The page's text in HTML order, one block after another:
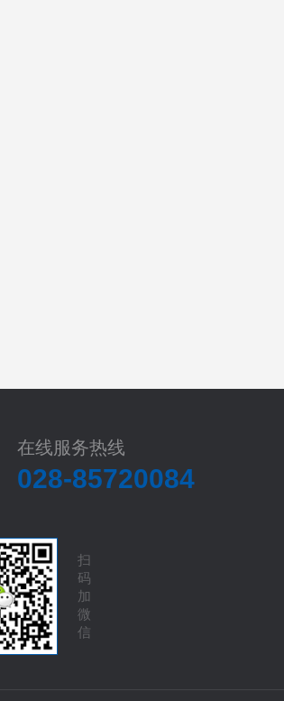
在线服务热线
028-85720084
扫
码
加
微
信